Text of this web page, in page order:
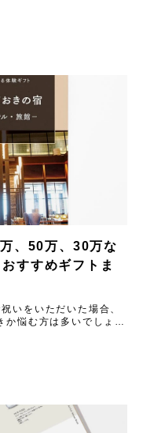
、50万、30万な
すすめギフトま
いをいただいた場合、
悩む方は多いでしょ